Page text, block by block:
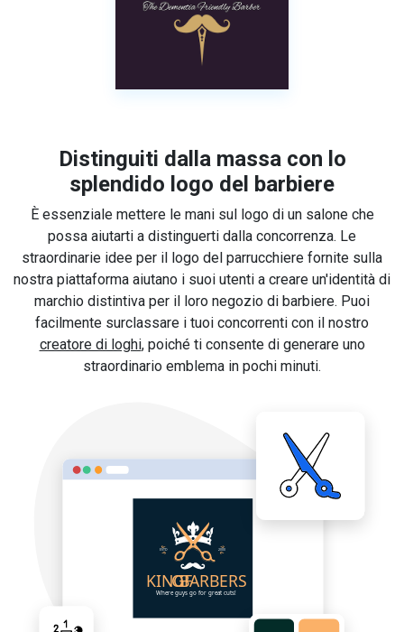
Distinguiti dalla massa con lo
splendido logo del barbiere
È essenziale mettere le mani sul logo di un salone che
possa aiutarti a distinguerti dalla concorrenza. Le
straordinarie idee per il logo del parrucchiere fornite sulla
nostra piattaforma aiutano i suoi utenti a creare un'identità di
marchio distintiva per il loro negozio di barbiere. Puoi
facilmente surclassare i tuoi concorrenti con il nostro
creatore di loghi, poiché ti consente di generare uno
straordinario emblema in pochi minuti.